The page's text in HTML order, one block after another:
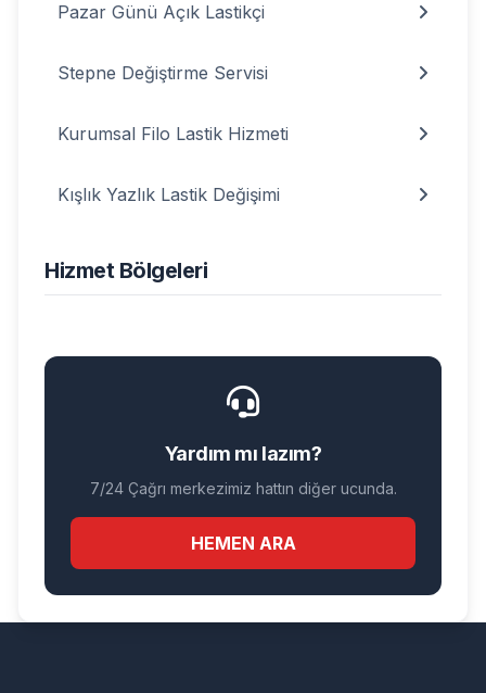
Pazar Günü Açık Lastikçi
Stepne Değiştirme Servisi
Kurumsal Filo Lastik Hizmeti
Kışlık Yazlık Lastik Değişimi
Hizmet Bölgeleri
Yardım mı lazım?
7/24 Çağrı merkezimiz hattın diğer ucunda.
HEMEN ARA